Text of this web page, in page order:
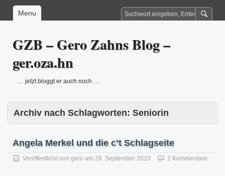
Menu
GZB – Gero Zahns Blog –
ger.oza.hn
… jetzt bloggt er auch noch …
Archiv nach Schlagworten: Seniorin
Angela Merkel und die c’t Schlagseite
Veröffentlicht von gero am 26. September 2010 2 Kommentare